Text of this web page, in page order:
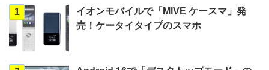
1
イオンモバイルで「MIVE ケースマ」発
売！ケータイタイプのスマホ